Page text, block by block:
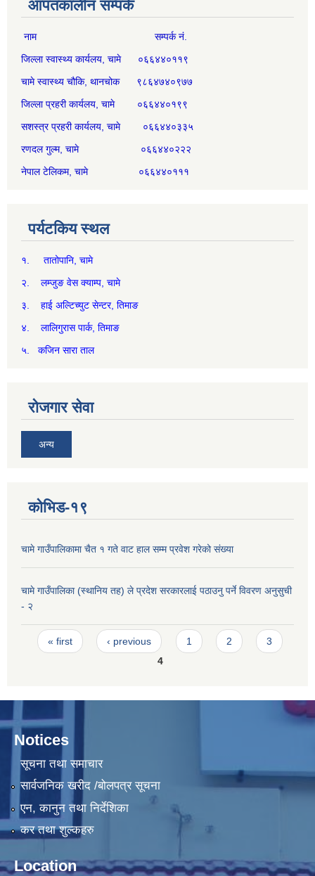
आपतकालीन सम्पर्क
नाम सम्पर्क नं.
जिल्ला स्वास्थ्य कार्यलय, चामे ०६६४४०११९
चामे स्वास्थ्य चौकि, थानचोक ९८६४७४०९७७
जिल्ला प्रहरी कार्यलय, चामे ०६६४४०१९९
सशस्त्र प्रहरी कार्यलय, चामे ०६६४४०३३५
रणदल गुल्म, चामे ०६६४४०२२२
नेपाल टेलिकम, चामे ०६६४४०१११
पर्यटकिय स्थल
१. तातोपानि, चामे
२. लम्जुङ वेस क्याम्प, चामे
३. हाई अल्टिच्युट सेन्टर, तिमाङ
४. लालिगुरास पार्क, तिमाङ
५. कजिन सारा ताल
रोजगार सेवा
अन्य
कोभिड-१९
चामे गाउँपालिकामा चैत १ गते वाट हाल सम्म प्रवेश गरेको संख्या
चामे गाउँपालिका (स्थानिय तह) ले प्रदेश सरकारलाई पठाउनु पर्ने विवरण अनुसुची
- २
Pages
« first ‹ previous 1 2
3
4
Notices
सूचना तथा समाचार
सार्वजनिक खरीद /बोलपत्र सूचना
एन, कानुन तथा निर्देशिका
कर तथा शुल्कहरु
Location